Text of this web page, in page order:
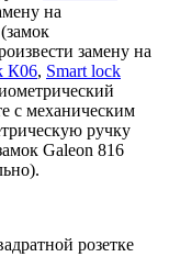
на
(замок
замену на
К06, Smart lock
с механическим
ручку
Galeon 816
розетке